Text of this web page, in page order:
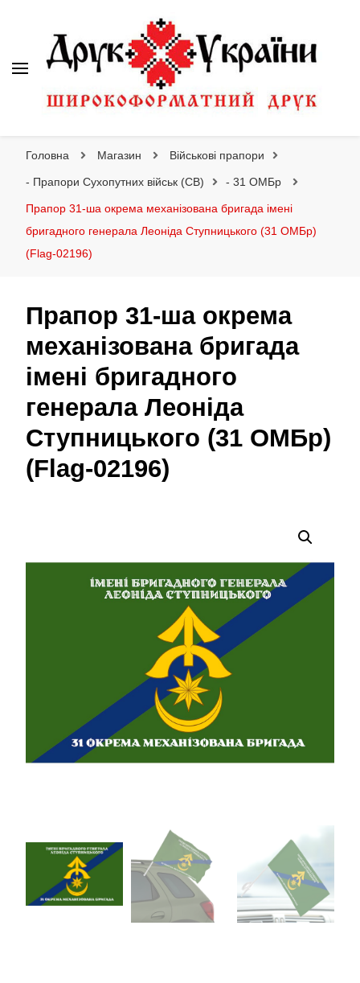
Головна Магазин Військові прапори
- Прапори Сухопутних військ (СВ) - 31 ОМБр
Прапор 31-ша окрема механізована бригада імені
бригадного генерала Леоніда Ступницького (31 ОМБр)
(Flag-02196)
Прапор 31-ша окрема
механізована бригада
імені бригадного
генерала Леоніда
Ступницького (31 ОМБр)
(Flag-02196)